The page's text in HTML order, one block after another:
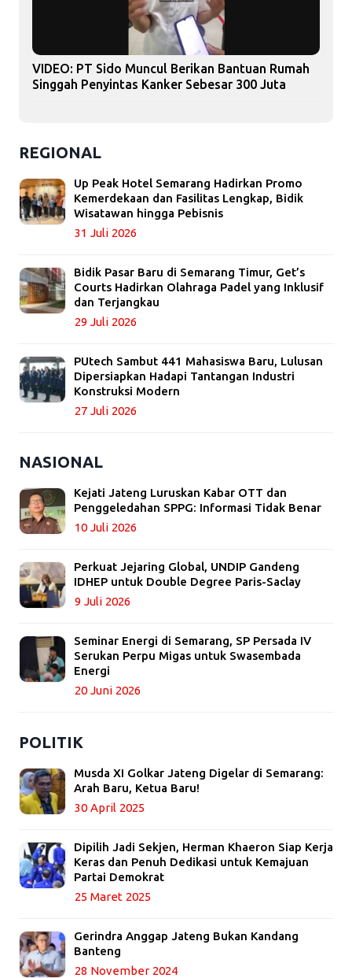
VIDEO: PT Sido Muncul Berikan Bantuan Rumah
Singgah Penyintas Kanker Sebesar 300 Juta
REGIONAL
Up Peak Hotel Semarang Hadirkan Promo
Kemerdekaan dan Fasilitas Lengkap, Bidik
Wisatawan hingga Pebisnis
31 Juli 2026
Bidik Pasar Baru di Semarang Timur, Get’s
Courts Hadirkan Olahraga Padel yang Inklusif
dan Terjangkau
29 Juli 2026
PUtech Sambut 441 Mahasiswa Baru, Lulusan
Dipersiapkan Hadapi Tantangan Industri
Konstruksi Modern
27 Juli 2026
NASIONAL
Kejati Jateng Luruskan Kabar OTT dan
Penggeledahan SPPG: Informasi Tidak Benar
10 Juli 2026
Perkuat Jejaring Global, UNDIP Gandeng
IDHEP untuk Double Degree Paris-Saclay
9 Juli 2026
Seminar Energi di Semarang, SP Persada IV
Serukan Perpu Migas untuk Swasembada
Energi
20 Juni 2026
POLITIK
Musda XI Golkar Jateng Digelar di Semarang:
Arah Baru, Ketua Baru!
30 April 2025
Dipilih Jadi Sekjen, Herman Khaeron Siap Kerja
Keras dan Penuh Dedikasi untuk Kemajuan
Partai Demokrat
25 Maret 2025
Gerindra Anggap Jateng Bukan Kandang
Banteng
28 November 2024